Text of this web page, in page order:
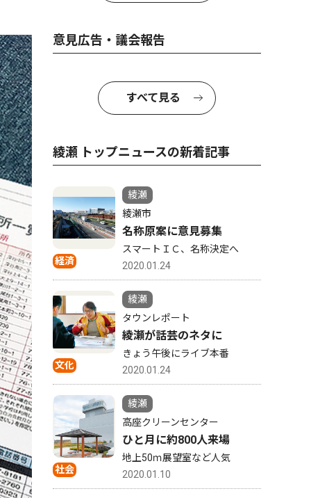
意見広告・議会報告
すべて見る
綾瀬 トップニュースの新着記事
経済
綾瀬
綾瀬市
名称原案に意見募集
スマートＩＣ、名称決定へ
2020.01.24
文化
綾瀬
タウンレポート
綾瀬が話芸のネタに
きょう午後にライブ本番
2020.01.24
社会
綾瀬
高座クリーンセンター
ひと月に約800人来場
地上50ｍ展望室など人気
2020.01.10